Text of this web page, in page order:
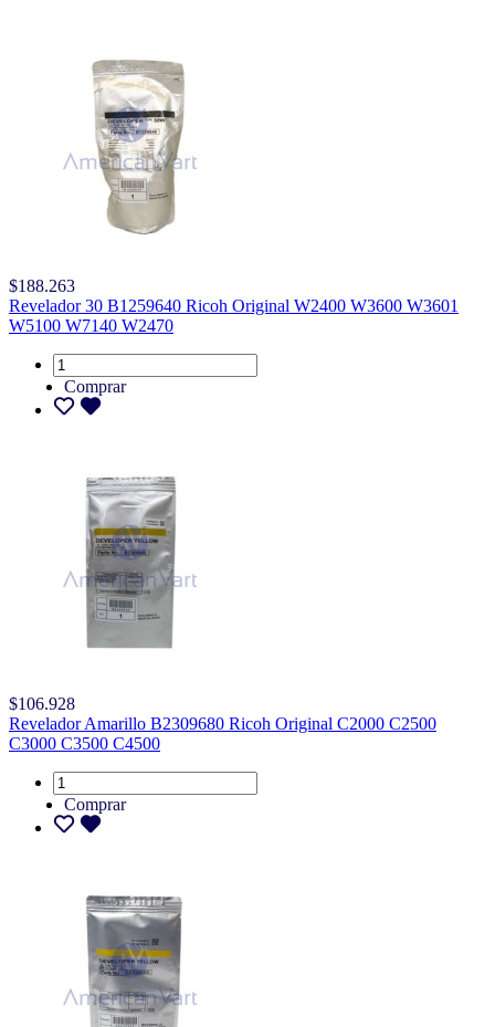
$188.263
Revelador 30 B1259640 Ricoh Original W2400 W3600 W3601
W5100 W7140 W2470
Comprar
$106.928
Revelador Amarillo B2309680 Ricoh Original C2000 C2500
C3000 C3500 C4500
Comprar